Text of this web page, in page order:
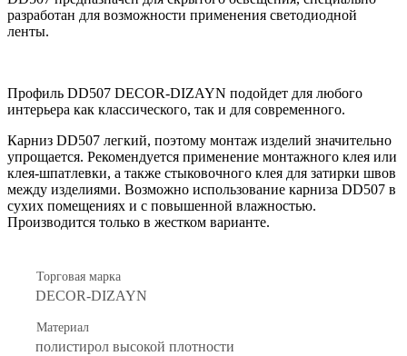
разработан для возможности применения светодиодной
ленты.
Профиль DD507 DECOR-DIZAYN подойдет для любого
интерьера как классического, так и для современного.
Карниз DD507 легкий, поэтому монтаж изделий значительно
упрощается. Рекомендуется применение монтажного клея или
клея-шпатлевки, а также стыковочного клея для затирки швов
между изделиями. Возможно использование карниза DD507 в
сухих помещениях и с повышенной влажностью.
Производится только в жестком варианте.
Торговая марка
DECOR-DIZAYN
Материал
полистирол высокой плотности